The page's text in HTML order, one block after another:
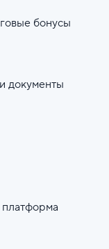
бонусы
документы